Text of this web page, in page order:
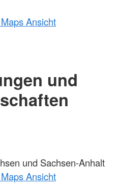
Ansicht
und
und Sachsen-Anhalt
Ansicht